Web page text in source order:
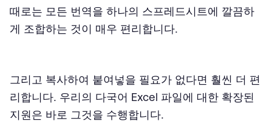
때로는 모든 번역을 하나의 스프레드시트에 깔끔하
게 조합하는 것이 매우 편리합니다.
그리고 복사하여 붙여넣을 필요가 없다면 훨씬 더 편
리합니다. 우리의 다국어 Excel 파일에 대한 확장된
지원은 바로 그것을 수행합니다.